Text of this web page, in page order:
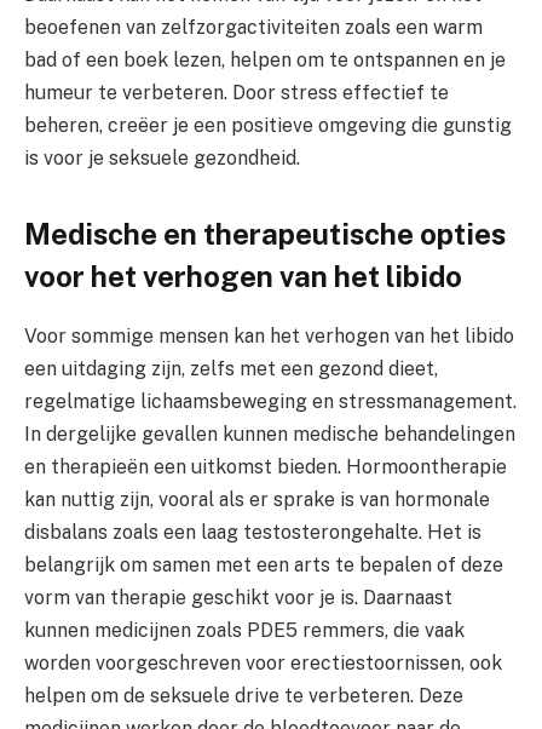
beoefenen van zelfzorgactiviteiten zoals een warm
bad of een boek lezen, helpen om te ontspannen en je
humeur te verbeteren. Door stress effectief te
beheren, creëer je een positieve omgeving die gunstig
is voor je seksuele gezondheid.
Medische en therapeutische opties
voor het verhogen van het libido
Voor sommige mensen kan het verhogen van het libido
een uitdaging zijn, zelfs met een gezond dieet,
regelmatige lichaamsbeweging en stressmanagement.
In dergelijke gevallen kunnen medische behandelingen
en therapieën een uitkomst bieden. Hormoontherapie
kan nuttig zijn, vooral als er sprake is van hormonale
disbalans zoals een laag testosterongehalte. Het is
belangrijk om samen met een arts te bepalen of deze
vorm van therapie geschikt voor je is. Daarnaast
kunnen medicijnen zoals PDE5 remmers, die vaak
worden voorgeschreven voor erectiestoornissen, ook
helpen om de seksuele drive te verbeteren. Deze